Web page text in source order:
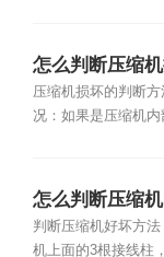
怎么判断压缩
压缩机损坏的判断
况：如果是压缩机
怎么判断压缩
判断压缩机好坏方
机上面的3根接线柱